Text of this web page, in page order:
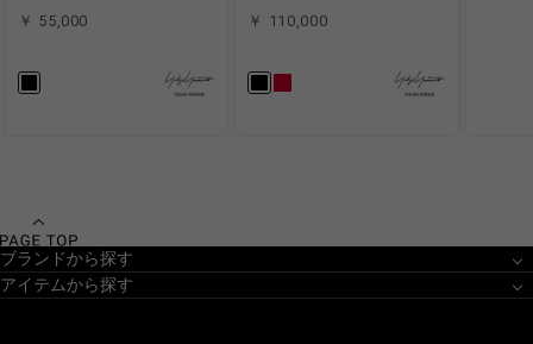
￥ 55,000
￥ 110,000
ブランドから探す
アイテムから探す